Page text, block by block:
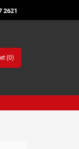
2621
(0)